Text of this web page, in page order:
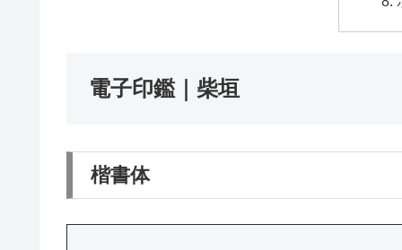
電子印鑑｜柴垣
楷書体